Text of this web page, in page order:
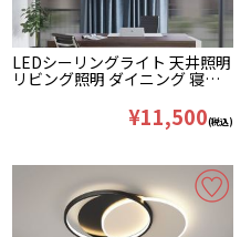
LEDシーリングライト 天井照明
リビング照明 ダイニング 寝室
¥11,500(税込)